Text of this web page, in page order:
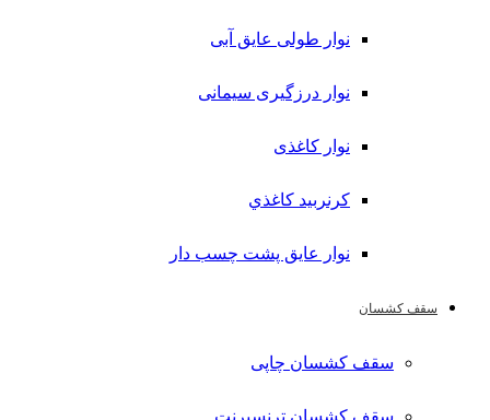
نوار طولی عايق آبی
نوار درزگیری سیمانی
نوار کاغذی
کرنربید کاغذي
نوار عایق پشت چسب دار
سقف کشسان
سقف کشسان چاپی
سقف کشسان ترنسپرنت